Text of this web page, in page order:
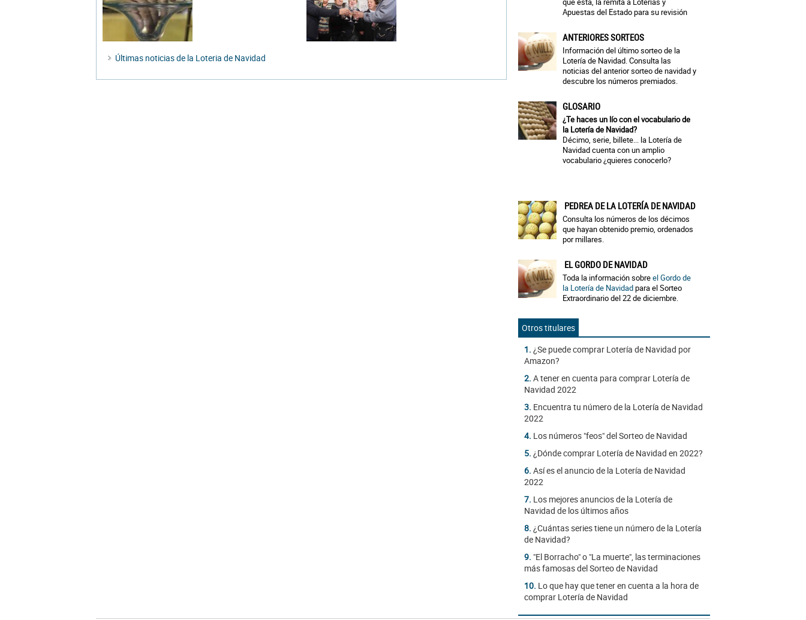
Últimas noticias de la Loteria de Navidad
Apuestas del Estado para su revisión
ANTERIORES SORTEOS
Información del último sorteo de la
Lotería de Navidad. Consulta las
noticias del anterior sorteo de navidad y
descubre los números premiados.
GLOSARIO
¿Te haces un lío con el vocabulario de
la Lotería de Navidad?
Décimo, serie, billete... la Lotería de
Navidad cuenta con un amplio
vocabulario ¿quieres conocerlo?
PEDREA DE LA LOTERÍA DE NAVIDAD
Consulta los números de los décimos
que hayan obtenido premio, ordenados
por millares.
EL GORDO DE NAVIDAD
Toda la información sobreel Gordo de
la Lotería de Navidadpara el Sorteo
Extraordinario del 22 de diciembre.
Otros titulares
1. ¿Se puede comprar Lotería de Navidad por
Amazon?
2. A tener en cuenta para comprar Lotería de
Navidad 2022
3. Encuentra tu número de la Lotería de Navidad
2022
4. Los números "feos" del Sorteo de Navidad
5. ¿Dónde comprar Lotería de Navidad en 2022?
6. Así es el anuncio de la Lotería de Navidad
2022
7. Los mejores anuncios de la Lotería de
Navidad de los últimos años
8. ¿Cuántas series tiene un número de la Lotería
de Navidad?
9. "El Borracho" o "La muerte", las terminaciones
más famosas del Sorteo de Navidad
10. Lo que hay que tener en cuenta a la hora de
comprar Lotería de Navidad